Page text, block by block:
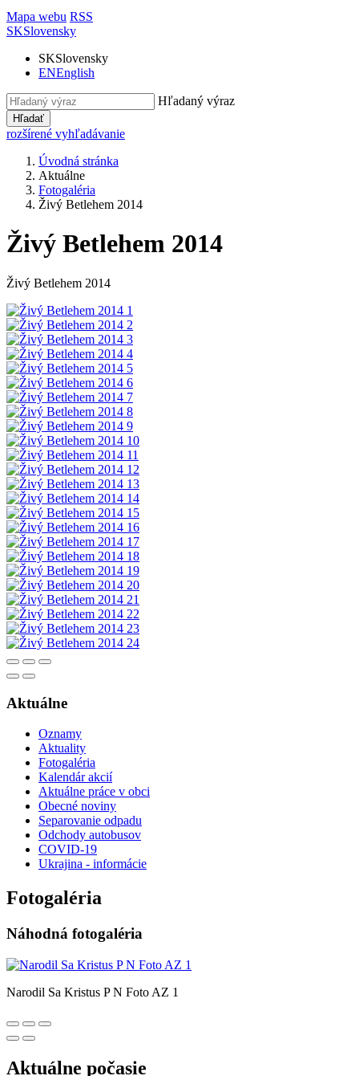
Mapa webu RSS
SKSlovensky
SKSlovensky
ENEnglish
Hľadaný výraz
Hľadať
rozšírené vyhľadávanie
Úvodná stránka
Aktuálne
Fotogaléria
Živý Betlehem 2014
Živý Betlehem 2014
Živý Betlehem 2014
Aktuálne
Oznamy
Aktuality
Fotogaléria
Kalendár akcií
Aktuálne práce v obci
Obecné noviny
Separovanie odpadu
Odchody autobusov
COVID-19
Ukrajina - informácie
Fotogaléria
Náhodná fotogaléria
Narodil Sa Kristus P N Foto AZ 1
Aktuálne počasie